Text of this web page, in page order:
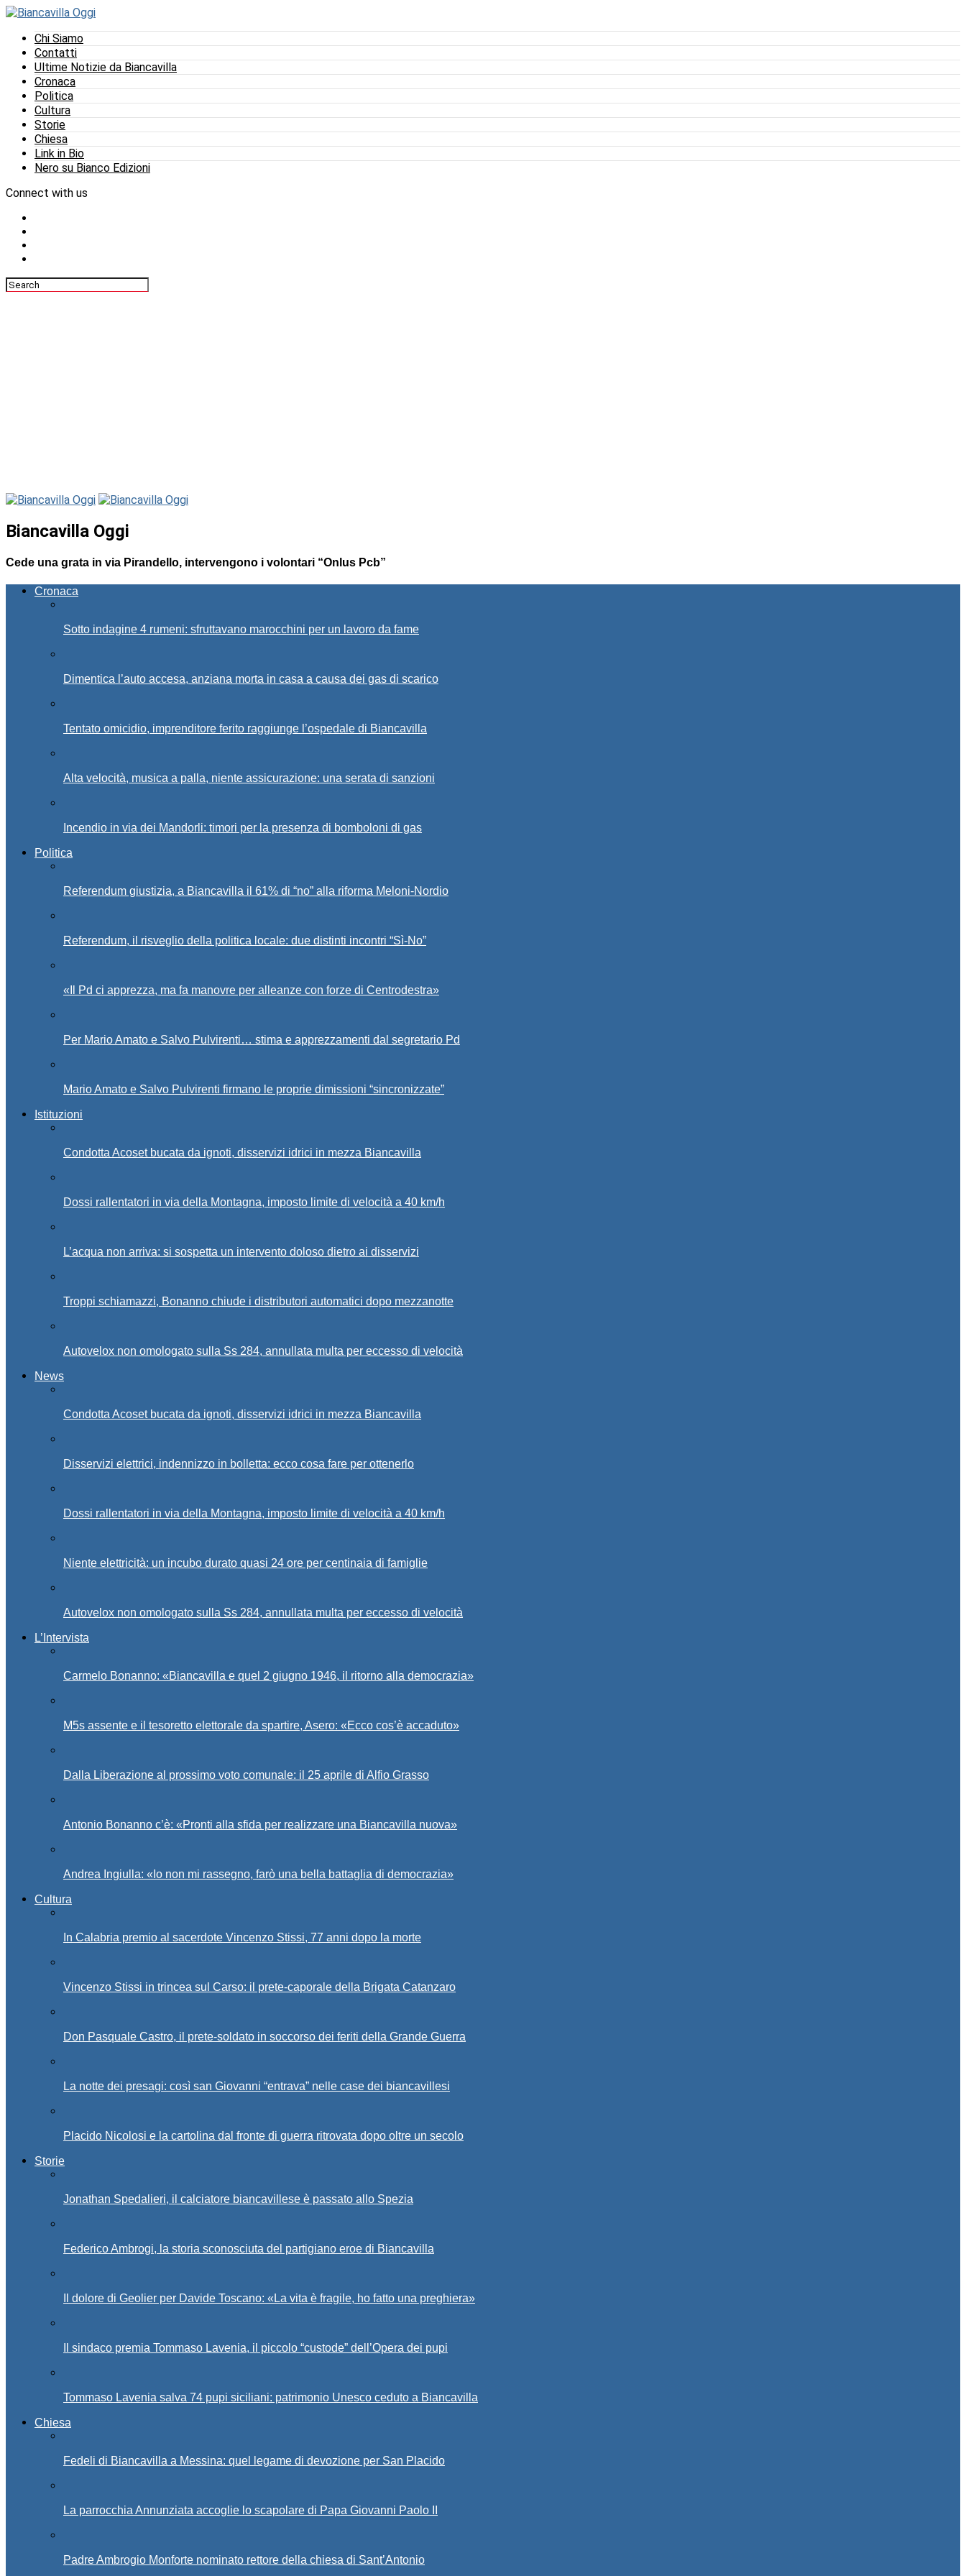
Chi Siamo
Contatti
Ultime Notizie da Biancavilla
Cronaca
Politica
Cultura
Storie
Chiesa
Link in Bio
Nero su Bianco Edizioni
Connect with us
Biancavilla Oggi
Cede una grata in via Pirandello, intervengono i volontari “Onlus Pcb”
Cronaca
Sotto indagine 4 rumeni: sfruttavano marocchini per un lavoro da fame
Dimentica l’auto accesa, anziana morta in casa a causa dei gas di scarico
Tentato omicidio, imprenditore ferito raggiunge l’ospedale di Biancavilla
Alta velocità, musica a palla, niente assicurazione: una serata di sanzioni
Incendio in via dei Mandorli: timori per la presenza di bomboloni di gas
Politica
Referendum giustizia, a Biancavilla il 61% di “no” alla riforma Meloni-Nordio
Referendum, il risveglio della politica locale: due distinti incontri “Sì-No”
«Il Pd ci apprezza, ma fa manovre per alleanze con forze di Centrodestra»
Per Mario Amato e Salvo Pulvirenti… stima e apprezzamenti dal segretario Pd
Mario Amato e Salvo Pulvirenti firmano le proprie dimissioni “sincronizzate”
Istituzioni
Condotta Acoset bucata da ignoti, disservizi idrici in mezza Biancavilla
Dossi rallentatori in via della Montagna, imposto limite di velocità a 40 km/h
L’acqua non arriva: si sospetta un intervento doloso dietro ai disservizi
Troppi schiamazzi, Bonanno chiude i distributori automatici dopo mezzanotte
Autovelox non omologato sulla Ss 284, annullata multa per eccesso di velocità
News
Condotta Acoset bucata da ignoti, disservizi idrici in mezza Biancavilla
Disservizi elettrici, indennizzo in bolletta: ecco cosa fare per ottenerlo
Dossi rallentatori in via della Montagna, imposto limite di velocità a 40 km/h
Niente elettricità: un incubo durato quasi 24 ore per centinaia di famiglie
Autovelox non omologato sulla Ss 284, annullata multa per eccesso di velocità
L’Intervista
Carmelo Bonanno: «Biancavilla e quel 2 giugno 1946, il ritorno alla democrazia»
M5s assente e il tesoretto elettorale da spartire, Asero: «Ecco cos’è accaduto»
Dalla Liberazione al prossimo voto comunale: il 25 aprile di Alfio Grasso
Antonio Bonanno c’è: «Pronti alla sfida per realizzare una Biancavilla nuova»
Andrea Ingiulla: «Io non mi rassegno, farò una bella battaglia di democrazia»
Cultura
In Calabria premio al sacerdote Vincenzo Stissi, 77 anni dopo la morte
Vincenzo Stissi in trincea sul Carso: il prete-caporale della Brigata Catanzaro
Don Pasquale Castro, il prete-soldato in soccorso dei feriti della Grande Guerra
La notte dei presagi: così san Giovanni “entrava” nelle case dei biancavillesi
Placido Nicolosi e la cartolina dal fronte di guerra ritrovata dopo oltre un secolo
Storie
Jonathan Spedalieri, il calciatore biancavillese è passato allo Spezia
Federico Ambrogi, la storia sconosciuta del partigiano eroe di Biancavilla
Il dolore di Geolier per Davide Toscano: «La vita è fragile, ho fatto una preghiera»
Il sindaco premia Tommaso Lavenia, il piccolo “custode” dell’Opera dei pupi
Tommaso Lavenia salva 74 pupi siciliani: patrimonio Unesco ceduto a Biancavilla
Chiesa
Fedeli di Biancavilla a Messina: quel legame di devozione per San Placido
La parrocchia Annunziata accoglie lo scapolare di Papa Giovanni Paolo II
Padre Ambrogio Monforte nominato rettore della chiesa di Sant’Antonio